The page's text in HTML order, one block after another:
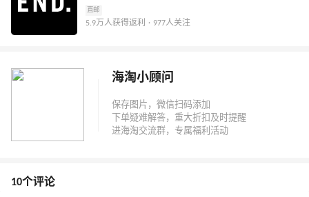
直邮
5.9万人获得返利 · 977人关注
海淘小顾问
10个评论